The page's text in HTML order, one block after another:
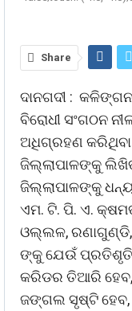
Share
ଦାନଗଦୀ :
ବିରୋଧୀ ସଂଗଠନ
ଅଧିଗ୍ରହଣ କରିଥିବା
ଜିଲ୍ଲାପାଳଙ୍କୁ
ଜିଲ୍ଲାପାଳଙ୍କୁ
ଏମ. ଟି. ପି. ଏ.
ଓଲ୍ଲଳ, ରଣାଗୁଣ୍ଡି,
ଙ୍କୁ ଯେଉଁ ପ୍ରତିଶୃତି
କରିଡର ତିଆରି ହେବ,
ଜଙ୍ଗଲ ସୃଷ୍ଟି ହେବ,